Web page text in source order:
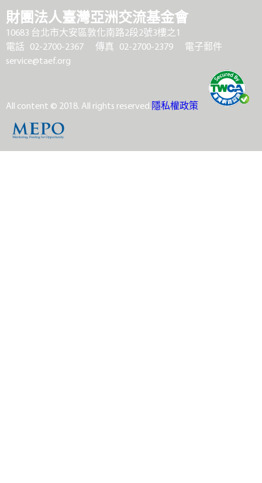
財團法人臺灣亞洲交流基金會
10683 台北市大安區敦化南路2段2號3樓之1
電話 02-2700-2367
傳真 02-2700-2379
電子郵件
service@taef.org
All content © 2018. All rights reserved.隱私權政策